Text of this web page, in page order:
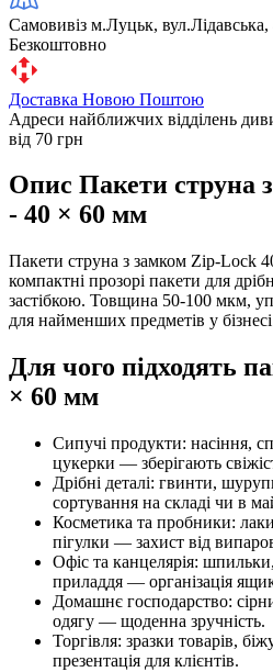
Самовивіз м.Луцьк, вул.Лідавська,
Безкоштовно
Доставка Новою Поштою
Адреси найближчих відділень
від 70 грн
Опис Пакети струна
- 40 × 60 мм
Пакети струна з замком Zip-Lock
компактні прозорі пакети для
застібкою. Товщина 50-100 мкм,
для найменших предметів у
Для чого підходять
× 60 мм
Сипучі продукти: насіння,
цукерки — зберігають
Дрібні деталі: гвинти,
сортування на складі чи в
Косметика та пробники:
пігулки — захист від
Офіс та канцелярія:
приладдя — організація
Домашнє господарство:
одягу — щоденна зручність.
Торгівля: зразки товарів,
презентація для клієнтів.